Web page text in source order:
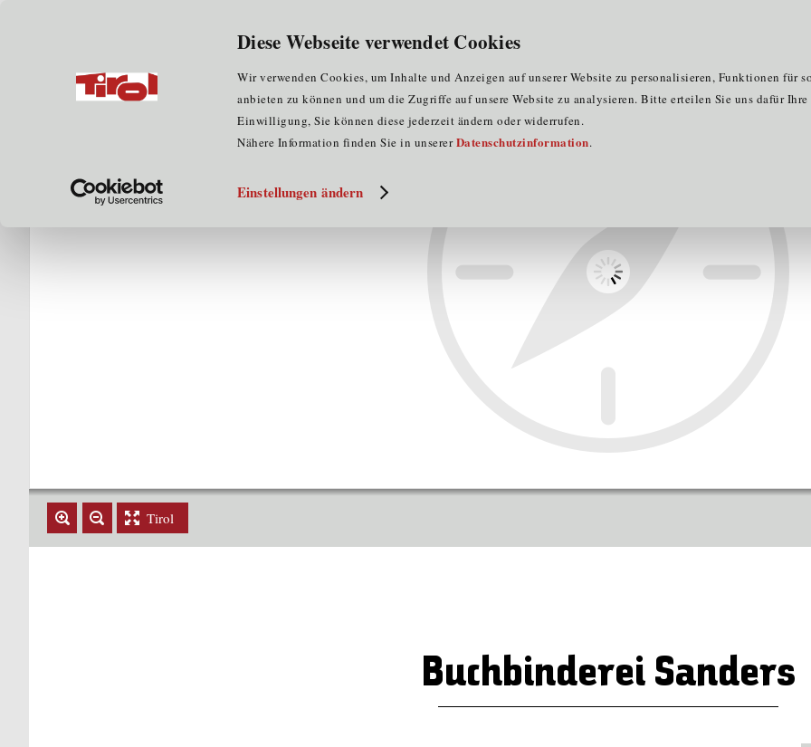
Diese Webseite verwendet Cookies
Wir verwenden Cookies, um Inhalte und Anzeigen auf unserer Website zu personalisieren, Funktionen für
anbieten zu können und um die Zugriffe auf unsere Website zu analysieren. Bitte erteilen Sie uns dafür Ihre
Einwilligung, Sie können diese jederzeit ändern oder widerrufen.
Nähere Information finden Sie in unsererDatenschutzinformation.
Einstellungen ändern
Home für Clustermitglieder
Tirol
Buchbinderei Sanders